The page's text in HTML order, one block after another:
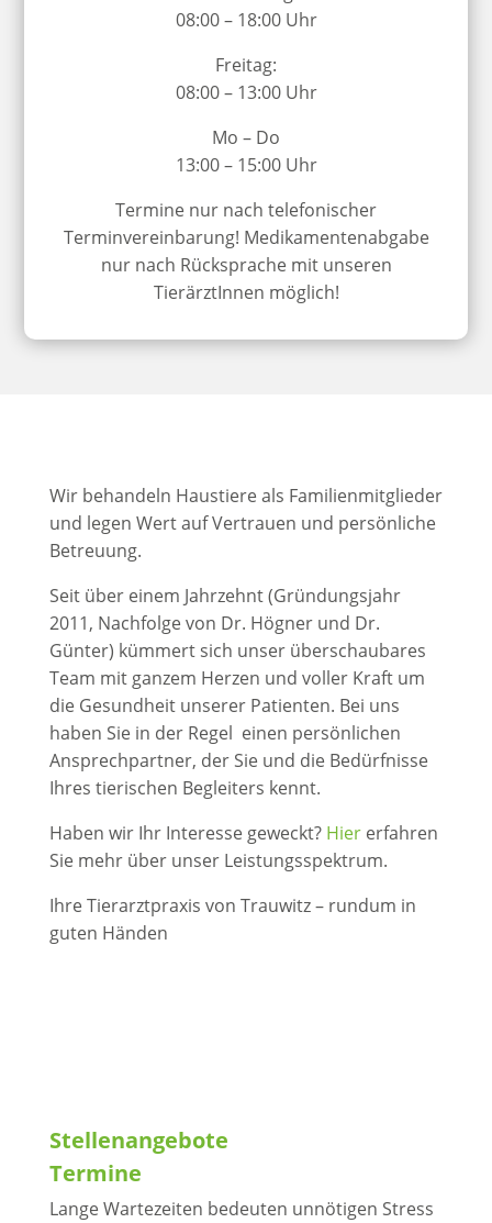
08:00 – 18:00 Uhr
Freitag:
08:00 – 13:00 Uhr
Mo – Do
13:00 – 15:00 Uhr
Termine nur nach telefonischer
Terminvereinbarung! Medikamentenabgabe
nur nach Rücksprache mit unseren
TierärztInnen möglich!
Wir behandeln Haustiere als Familienmitglieder
und legen Wert auf Vertrauen und persönliche
Betreuung.
Seit über einem Jahrzehnt (Gründungsjahr
2011, Nachfolge von Dr. Högner und Dr.
Günter) kümmert sich unser überschaubares
Team mit ganzem Herzen und voller Kraft um
die Gesundheit unserer Patienten. Bei uns
haben Sie in der Regel einen persönlichen
Ansprechpartner, der Sie und die Bedürfnisse
Ihres tierischen Begleiters kennt.
Haben wir Ihr Interesse geweckt? Hiererfahren
Sie mehr über unser Leistungsspektrum.
Ihre Tierarztpraxis von Trauwitz – rundum in
guten Händen
Stellenangebote
Termine
Lange Wartezeiten bedeuten unnötigen Stress